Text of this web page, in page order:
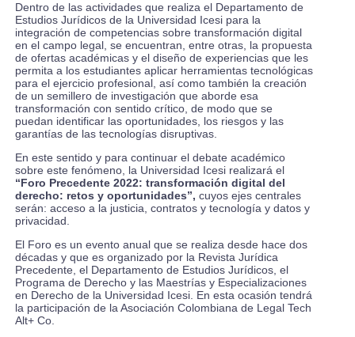
Dentro de las actividades que realiza el Departamento de
Estudios Jurídicos de la Universidad Icesi para la
integración de competencias sobre transformación digital
en el campo legal, se encuentran, entre otras, la propuesta
de ofertas académicas y el diseño de experiencias que les
permita a los estudiantes aplicar herramientas tecnológicas
para el ejercicio profesional, así como también la creación
de un semillero de investigación que aborde esa
transformación con sentido crítico, de modo que se
puedan identificar las oportunidades, los riesgos y las
garantías de las tecnologías disruptivas.
En este sentido y para continuar el debate académico
sobre este fenómeno, la Universidad Icesi realizará el
“Foro Precedente 2022: transformación digital del
derecho: retos y oportunidades”, cuyos ejes centrales
serán: acceso a la justicia, contratos y tecnología y datos y
privacidad.
El Foro es un evento anual que se realiza desde hace dos
décadas y que es organizado por la Revista Jurídica
Precedente, el Departamento de Estudios Jurídicos, el
Programa de Derecho y las Maestrías y Especializaciones
en Derecho de la Universidad Icesi. En esta ocasión tendrá
la participación de la Asociación Colombiana de Legal Tech
Alt+ Co.